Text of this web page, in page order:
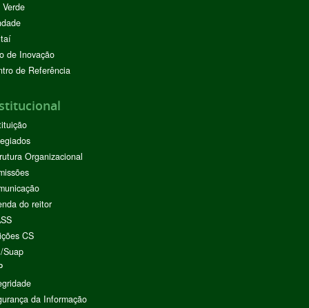
de Inovação
de Referência
Organizacional
do reitor
CS
Suap
da Informação